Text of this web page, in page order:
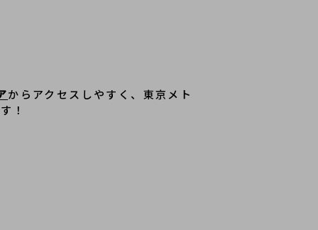
からアクセスしやすく、東京メト
！